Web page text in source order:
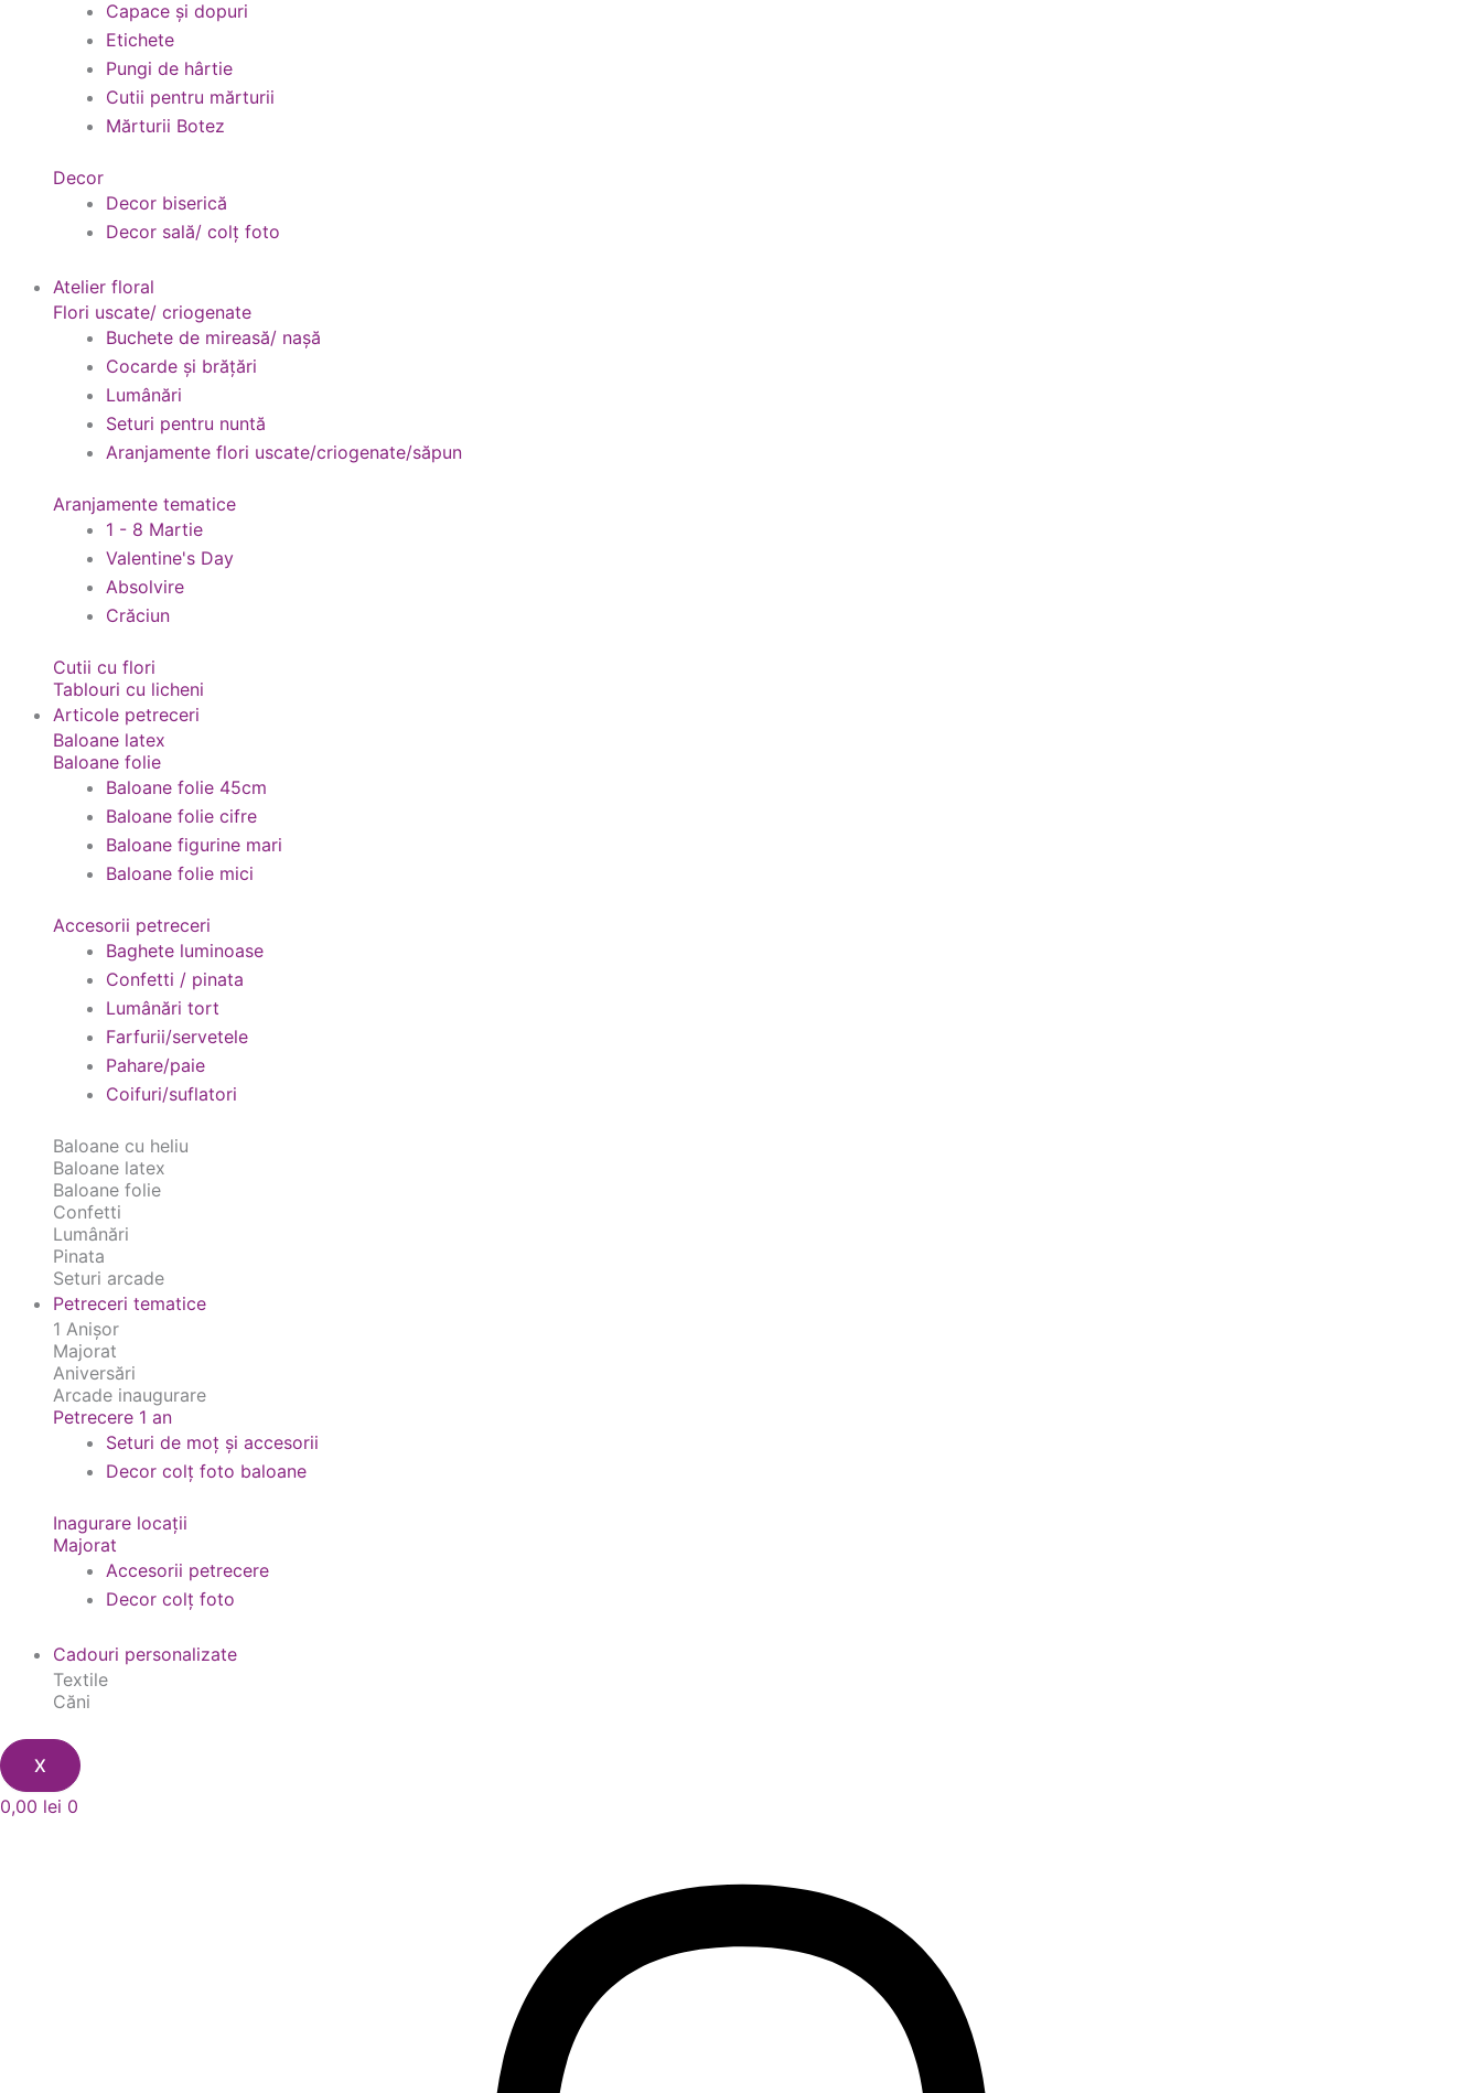
Capace și dopuri
Etichete
Pungi de hârtie
Cutii pentru mărturii
Mărturii Botez
Decor
Decor biserică
Decor sală/ colț foto
Atelier floral
Flori uscate/ criogenate
Buchete de mireasă/ nașă
Cocarde și brățări
Lumânări
Seturi pentru nuntă
Aranjamente flori uscate/criogenate/săpun
Aranjamente tematice
1 - 8 Martie
Valentine's Day
Absolvire
Crăciun
Cutii cu flori
Tablouri cu licheni
Articole petreceri
Baloane latex
Baloane folie
Baloane folie 45cm
Baloane folie cifre
Baloane figurine mari
Baloane folie mici
Accesorii petreceri
Baghete luminoase
Confetti / pinata
Lumânări tort
Farfurii/servetele
Pahare/paie
Coifuri/suflatori
Baloane cu heliu
Baloane latex
Baloane folie
Confetti
Lumânări
Pinata
Seturi arcade
Petreceri tematice
1 Anișor
Majorat
Aniversări
Arcade inaugurare
Petrecere 1 an
Seturi de moț și accesorii
Decor colț foto baloane
Inagurare locații
Majorat
Accesorii petrecere
Decor colț foto
Cadouri personalizate
Textile
Căni
X
0,00 lei 0